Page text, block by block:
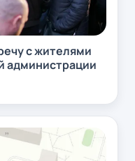
с жителями
администрации